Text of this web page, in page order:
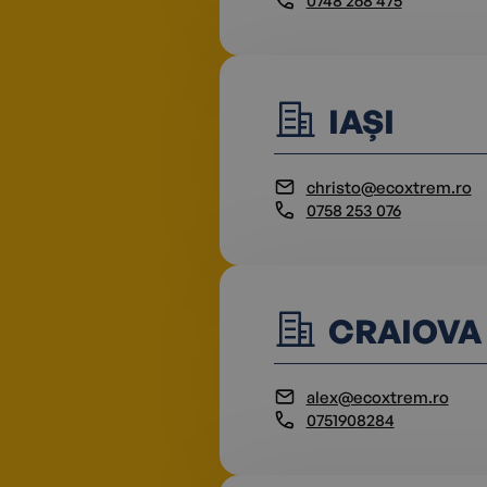
IAȘI
christo@ecoxtrem.ro
0758 253 076
CRAIOVA
alex@ecoxtrem.ro
0751908284